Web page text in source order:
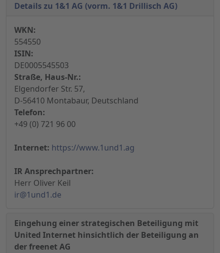
Details zu 1&1 AG (vorm. 1&1 Drillisch AG)
WKN:
554550
ISIN:
DE0005545503
Straße, Haus-Nr.:
Elgendorfer Str. 57,
D-56410 Montabaur, Deutschland
Telefon:
+49 (0) 721 96 00
Internet: https://www.1und1.ag
IR Ansprechpartner:
Herr Oliver Keil
ir@1und1.de
Eingehung einer strategischen Beteiligung mit
United Internet hinsichtlich der Beteiligung an
der freenet AG